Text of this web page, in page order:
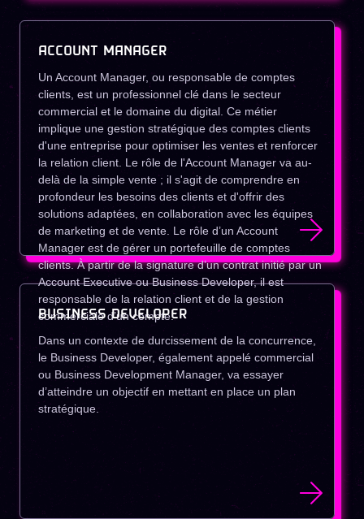
ACCOUNT MANAGER
Un Account Manager, ou responsable de comptes
clients, est un professionnel clé dans le secteur
commercial et le domaine du digital. Ce métier
implique une gestion stratégique des comptes clients
d'une entreprise pour optimiser les ventes et renforcer
la relation client. Le rôle de l'Account Manager va au-
delà de la simple vente ; il s'agit de comprendre en
profondeur les besoins des clients et d'offrir des
solutions adaptées, en collaboration avec les équipes
de marketing et de vente. Le rôle d’un Account
Manager est de gérer un portefeuille de comptes
clients. À partir de la signature d’un contrat initié par un
Account Executive ou Business Developer, il est
responsable de la relation client et de la gestion
commerciale d’un compte.
BUSINESS DEVELOPER
Dans un contexte de durcissement de la concurrence,
le Business Developer, également appelé commercial
ou Business Development Manager, va essayer
d’atteindre un objectif en mettant en place un plan
stratégique.